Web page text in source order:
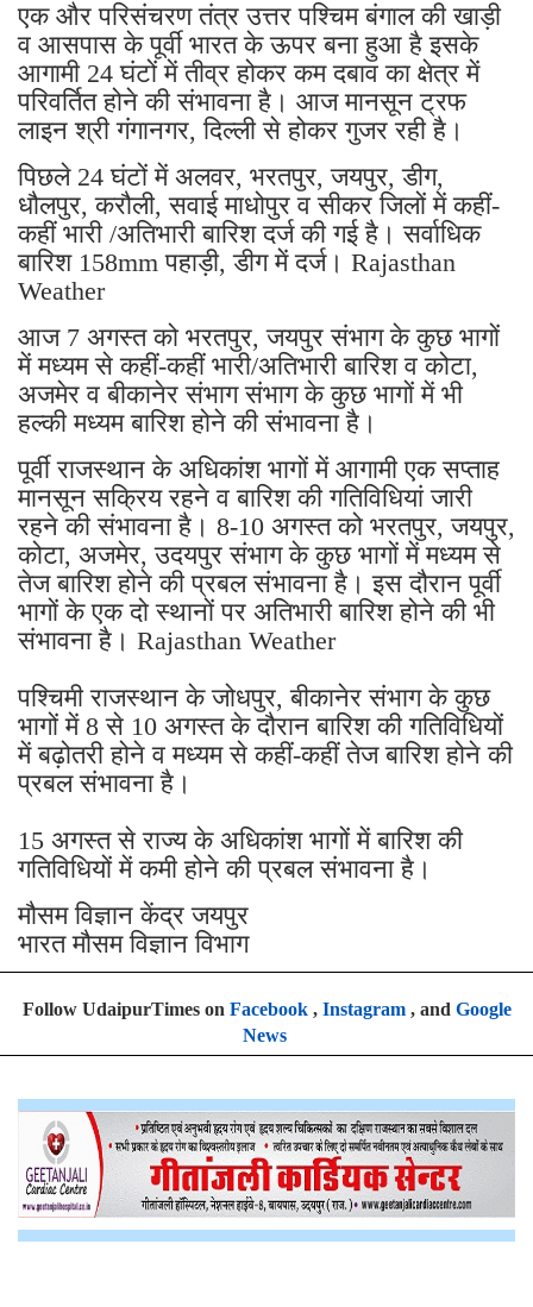
एक और परिसंचरण तंत्र उत्तर पश्चिम बंगाल की खाड़ी
व आसपास के पूर्वी भारत के ऊपर बना हुआ है इसके
आगामी 24 घंटों में तीव्र होकर कम दबाव का क्षेत्र में
परिवर्तित होने की संभावना है। आज मानसून ट्रफ
लाइन श्री गंगानगर, दिल्ली से होकर गुजर रही है।
पिछले 24 घंटों में अलवर, भरतपुर, जयपुर, डीग,
धौलपुर, करौली, सवाई माधोपुर व सीकर जिलों में कहीं-
कहीं भारी /अतिभारी बारिश दर्ज की गई है। सर्वाधिक
बारिश 158mm पहाड़ी, डीग में दर्ज। Rajasthan
Weather
आज 7 अगस्त को भरतपुर, जयपुर संभाग के कुछ भागों
में मध्यम से कहीं-कहीं भारी/अतिभारी बारिश व कोटा,
अजमेर व बीकानेर संभाग संभाग के कुछ भागों में भी
हल्की मध्यम बारिश होने की संभावना है।
पूर्वी राजस्थान के अधिकांश भागों में आगामी एक सप्ताह
मानसून सक्रिय रहने व बारिश की गतिविधियां जारी
रहने की संभावना है। 8-10 अगस्त को भरतपुर, जयपुर,
कोटा, अजमेर, उदयपुर संभाग के कुछ भागों में मध्यम से
तेज बारिश होने की प्रबल संभावना है। इस दौरान पूर्वी
भागों के एक दो स्थानों पर अतिभारी बारिश होने की भी
संभावना है। Rajasthan Weather
पश्चिमी राजस्थान के जोधपुर, बीकानेर संभाग के कुछ
भागों में 8 से 10 अगस्त के दौरान बारिश की गतिविधियों
में बढ़ोतरी होने व मध्यम से कहीं-कहीं तेज बारिश होने की
प्रबल संभावना है।
15 अगस्त से राज्य के अधिकांश भागों में बारिश की
गतिविधियों में कमी होने की प्रबल संभावना है।
मौसम विज्ञान केंद्र जयपुर
भारत मौसम विज्ञान विभाग
Follow UdaipurTimes on Facebook, Instagram, and Google
News